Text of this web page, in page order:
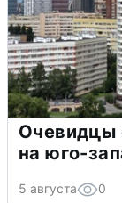
Очевидцы
на юго-
5 августа 0